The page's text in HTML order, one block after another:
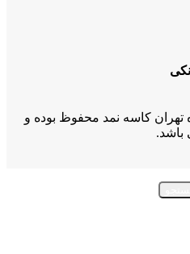
کاسه نمد محفوظ بوده و
باشد.